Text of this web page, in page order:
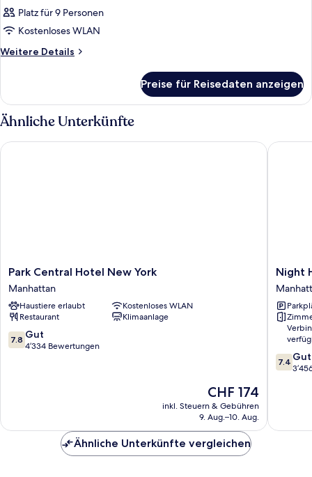
Platz für 9 Personen
Kostenloses WLAN
Weitere Details
Weitere
Preise für Reisedaten anzeigen
Ähnliche Unterkünfte
Park
Central
Hotel
New
York
Manhattan
Park Central Hotel New York
Manhattan
Haustiere erlaubt
Kostenloses WLAN
Restaurant
Klimaanlage
7.8
von
7.8 Gut
4’334 Bewertungen
Der
Preis
beträgt
CHF 174
inkl. Steuern & Gebühren
9. Aug.–10. Aug.
Park Central Hotel New York
Night
Hotel
Night
7.4
von
7.4 Gut
Night
Ähnliche Unterkünfte vergleichen